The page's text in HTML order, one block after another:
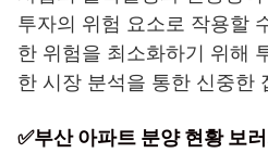
투자의 위험 요소로 작용할
한 위험을 최소화하기 위해
한 시장 분석을 통한 신중한
✅부산 아파트 분양 현황 보